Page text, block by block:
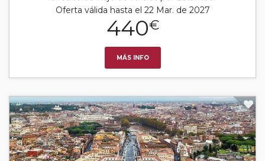
Oferta válida hasta el 22 Mar. de 2027
440€
MÁS INFO